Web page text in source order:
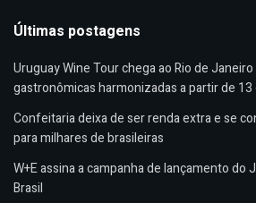
Últimas postagens
Uruguay Wine Tour chega ao Rio de
gastronômicas harmonizadas a partir de
Confeitaria deixa de ser renda extra e se
para milhares de brasileiras
W+E assina a campanha de lançamento do
Brasil